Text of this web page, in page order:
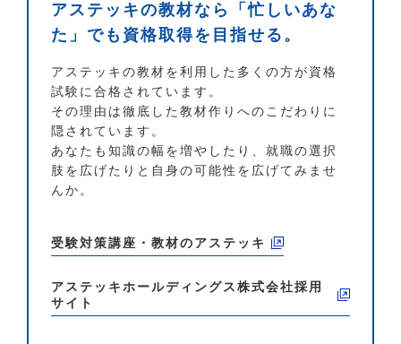
アステッキの教材なら「忙しいあな
た」でも資格取得を目指せる。
アステッキの教材を利用した多くの方が資格
試験に合格されています。
その理由は徹底した教材作りへのこだわりに
隠されています。
あなたも知識の幅を増やしたり、就職の選択
肢を広げたりと自身の可能性を広げてみませ
んか。
受験対策講座・教材のアステッキ
アステッキホールディングス株式会社採用
サイト